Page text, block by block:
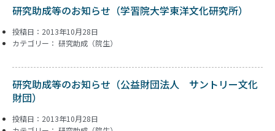
研究助成等のお知らせ（学習院大学東洋文化研究所）
投稿日：2013年10月28日
カテゴリー： 研究助成（院生）
研究助成等のお知らせ（公益財団法人 サントリー文化
財団）
投稿日：2013年10月28日